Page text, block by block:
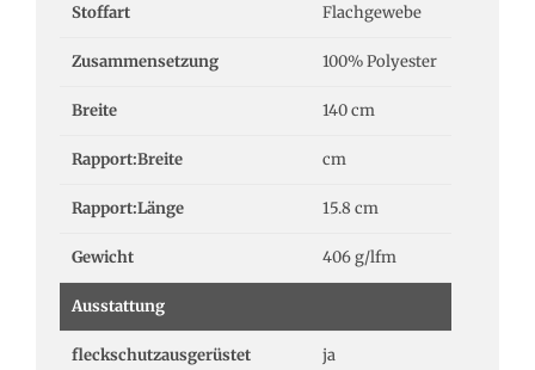
Stoffart Flachgewebe
Zusammensetzung 100% Polyester
Breite 140 cm
Rapport:Breite cm
Rapport:Länge 15.8 cm
Gewicht 406 g/lfm
Ausstattung
fleckschutzausgerüstet ja